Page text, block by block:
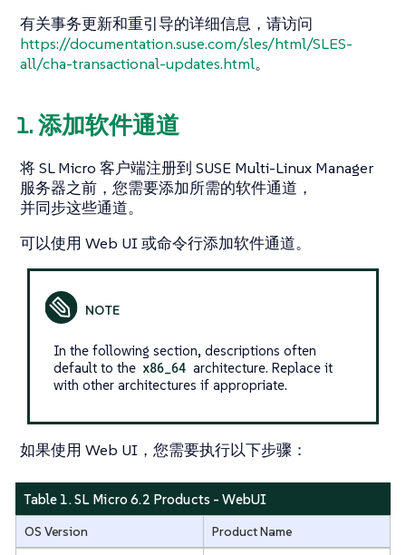
有关事务更新和重引导的详细信息，请访问
https://documentation.suse.com/sles/html/SLES-
all/cha-transactional-updates.html。
1. 添加软件通道
将 SL Micro 客户端注册到 SUSE Multi-Linux Manager
服务器之前，您需要添加所需的软件通道，
并同步这些通道。
可以使用 Web UI 或命令行添加软件通道。
In the following section, descriptions often
default to the x86_64 architecture. Replace it
with other architectures if appropriate.
如果使用 Web UI，您需要执行以下步骤：
Table 1. SL Micro 6.2 Products - WebUI
OS Version
Product Name